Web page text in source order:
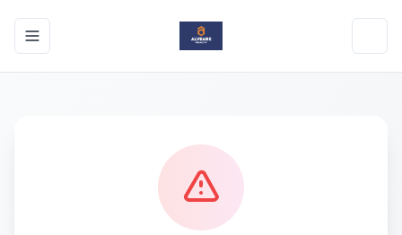
Toggle navigation menu